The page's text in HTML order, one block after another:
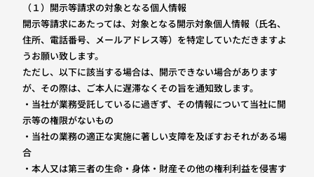
（１）開示等請求の対象となる個人情報
開示等請求にあたっては、対象となる開示対象個人情報（氏名、
住所、電話番号、メールアドレス等）を特定していただきますよ
うお願い致します。
ただし、以下に該当する場合は、開示できない場合があります
が、その際は、ご本人に遅滞なくその旨を通知致します。
・当社が業務受託しているに過ぎず、その情報について当社に開
示等の権限がないもの
・当社の業務の適正な実施に著しい支障を及ぼすおそれがある場
合
・本人又は第三者の生命・身体・財産その他の権利利益を侵害す